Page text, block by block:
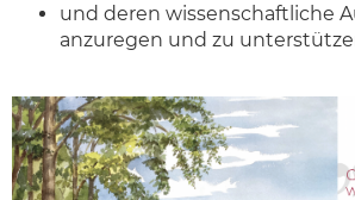
und deren wissenschaftliche
anzuregen und zu